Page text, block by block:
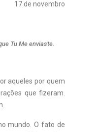
17 de novembro
Tu Me enviaste.
aqueles por quem
que fizeram.
mundo. O fato de